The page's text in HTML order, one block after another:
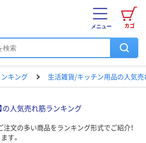
カゴ
メニュー
キング 生活雑貨/キッチン用品の人気
の人気売れ筋ランキング
文の多い商品をランキング形式でご紹介！
す。